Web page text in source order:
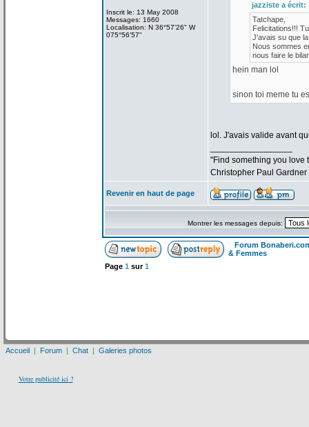
Inscrit le: 13 May 2008
Messages: 1660
Localisation: N 36°57'26" W
075°56'57"
jazziste aécrit:
Tatchape,
Felicitations!!!
J'avais su que la
Nous sommes
nous faire le
hein man lol
sinon toi meme tu
lol. J'avais valide avant
"Find something you love
Christopher Paul Gardner
Revenir en haut de page
Montrer les messages depuis:
Forum
& Femmes
Page 1 sur1
Accueil | Forum | Chat | Galeries photos
Votre publicité ici ?